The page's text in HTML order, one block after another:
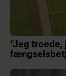
”Jeg